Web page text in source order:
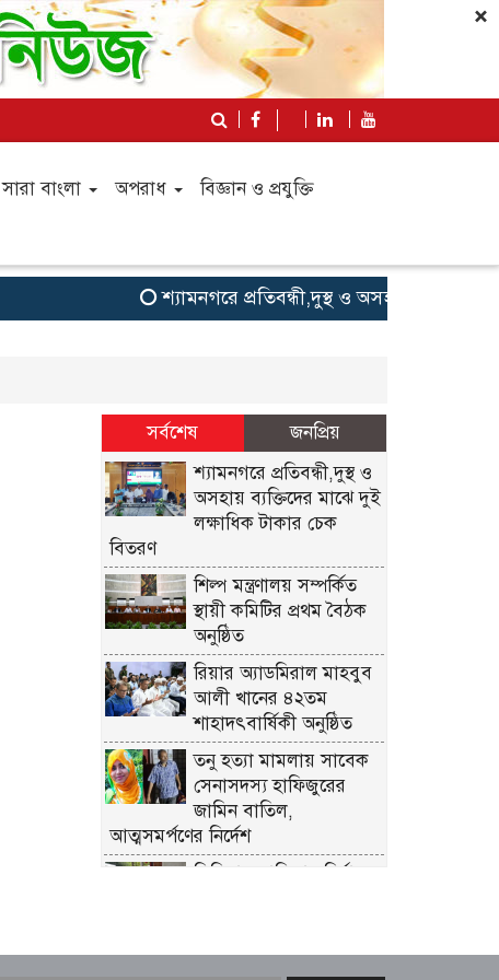
×
সারা বাংলা অপরাধ
বিজ্ঞান ও প্রযুক্তি
শ্যামনগরে প্রতিবন্ধী,দুস্থ ও অসহায় ব্যক্তিদের
সর্বশেষ
জনপ্রিয়
শ্যামনগরে প্রতিবন্ধী,দুস্থ ও
অসহায় ব্যক্তিদের মাঝে দুই
লক্ষাধিক টাকার চেক
বিতরণ
শিল্প মন্ত্রণালয় সম্পর্কিত
স্থায়ী কমিটির প্রথম বৈঠক
অনুষ্ঠিত
রিয়ার অ্যাডমিরাল মাহবুব
আলী খানের ৪২তম
শাহাদৎবার্ষিকী অনুষ্ঠিত
তনু হত্যা মামলায় সাবেক
সেনাসদস্য হাফিজুরের
জামিন বাতিল,
আত্মসমর্পণের নির্দেশ
লিবিয়ায় মাফিয়ার নির্যাতনে